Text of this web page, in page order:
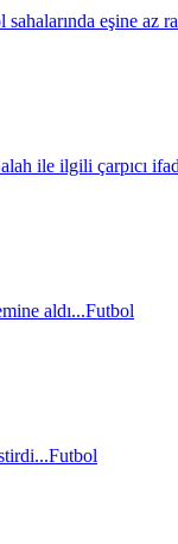
eşine az
ile ilgili çarpıcı
aldı...Futbol
Futbol